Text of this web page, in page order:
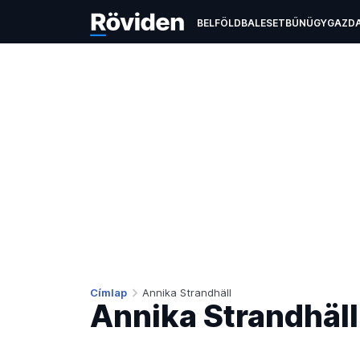
BELFÖLDBALESETBŰNÜGY
Címlap Annika Strandhäll
Annika Strandhäll